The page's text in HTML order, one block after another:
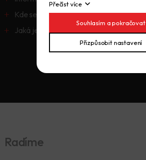
Kde se nabízené lešení nachází
Jaká je vámi požadovaná cena
Radíme
Přečíst více
Souhlasím a pokračovat
Přizpůsobit nastavení